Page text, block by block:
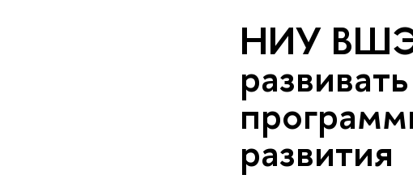
НИУ ВШЭ
развития